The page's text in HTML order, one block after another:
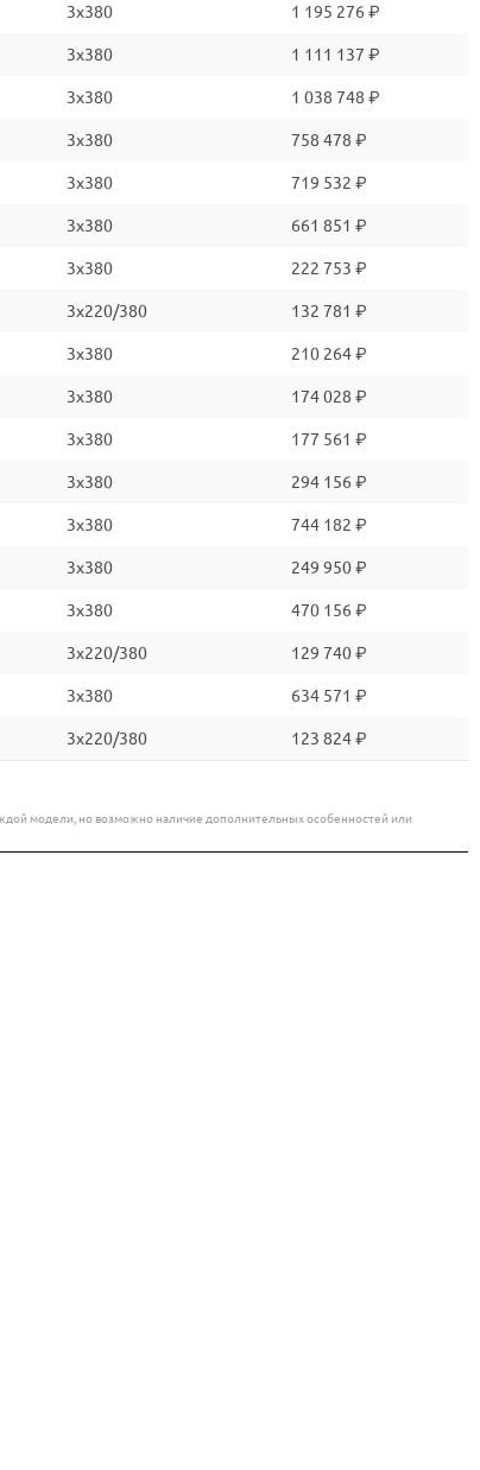
3x380 1 195 276 ₽
3x380 1 111 137 ₽
3x380 1 038 748 ₽
3x380 758 478 ₽
3x380 719 532 ₽
3x380 661 851 ₽
3x380 222 753 ₽
3x220/380 132 781 ₽
3x380 210 264 ₽
3x380 174 028 ₽
3x380 177 561 ₽
3x380 294 156 ₽
3x380 744 182 ₽
3x380 249 950 ₽
3x380 470 156 ₽
3x220/380 129 740 ₽
3x380 634 571 ₽
3x220/380 123 824 ₽
модели, но возможно наличие дополнительных особенностей или